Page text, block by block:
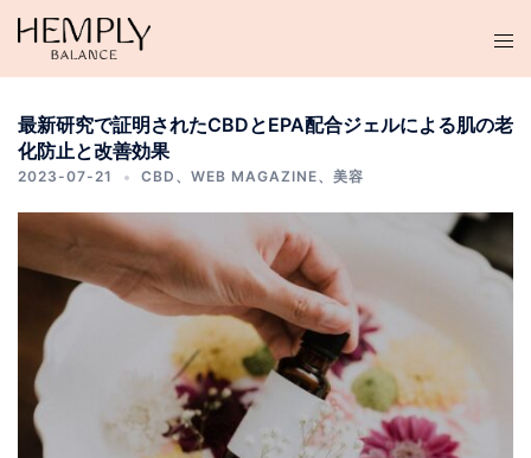
テ
最新研究で証明されたCBDとEPA配合ジェルによる肌の老
化防止と改善効果
2023-07-21 CBD 、 WEB MAGAZINE、 美容